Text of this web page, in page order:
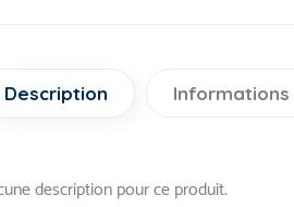
Description
description pour ce produit.